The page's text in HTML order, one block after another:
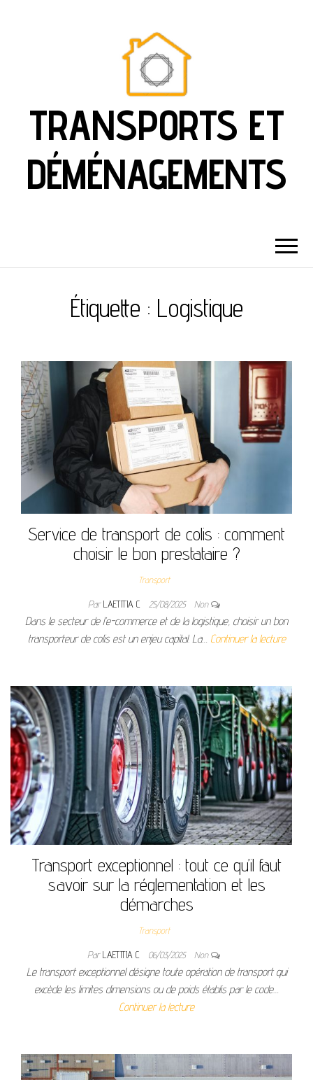
TRANSPORTS ET
DÉMÉNAGEMENTS
Étiquette : Logistique
Service de transport de colis : comment
choisir le bon prestataire ?
Transport
ParLAETITIA C 25/08/2025 Non
Dans le secteur de l’e-commerce et de la logistique, choisir un bon
transporteur de colis est un enjeu capital. La… Continuer la lecture
Transport exceptionnel : tout ce qu’il faut
savoir sur la réglementation et les
démarches
Transport
ParLAETITIA C 06/03/2025 Non
Le transport exceptionnel désigne toute opération de transport qui
excède les limites dimensions ou de poids établis par le code…
Continuer la lecture